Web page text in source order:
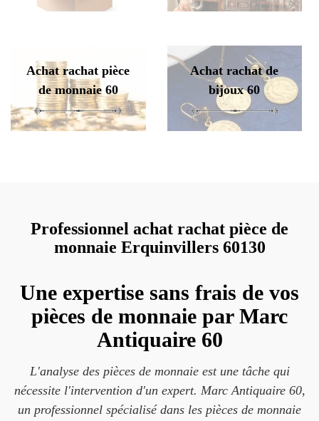
Achat rachat pièce
de monnaie 60
Achat rachat de
bijoux 60
Professionnel achat rachat pièce de
monnaie Erquinvillers 60130
Une expertise sans frais de vos
pièces de monnaie par Marc
Antiquaire 60
L'analyse des pièces de monnaie est une tâche qui
nécessite l'intervention d'un expert. Marc Antiquaire 60,
un professionnel spécialisé dans les pièces de monnaie